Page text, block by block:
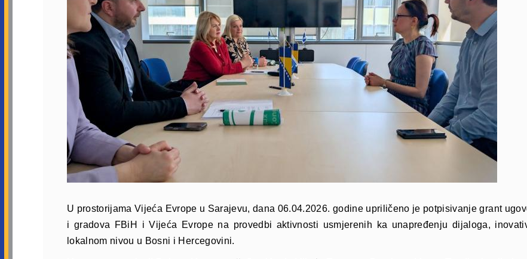
U prostorijama Vijeća Evrope u Sarajevu, dana 06.04.2026. godine upriličeno je potpisivanje grant
i gradova FBiH i Vijeća Evrope na provedbi aktivnosti usmjerenih ka unapređenju dijaloga,
lokalnom nivou u Bosni i Hercegovini.